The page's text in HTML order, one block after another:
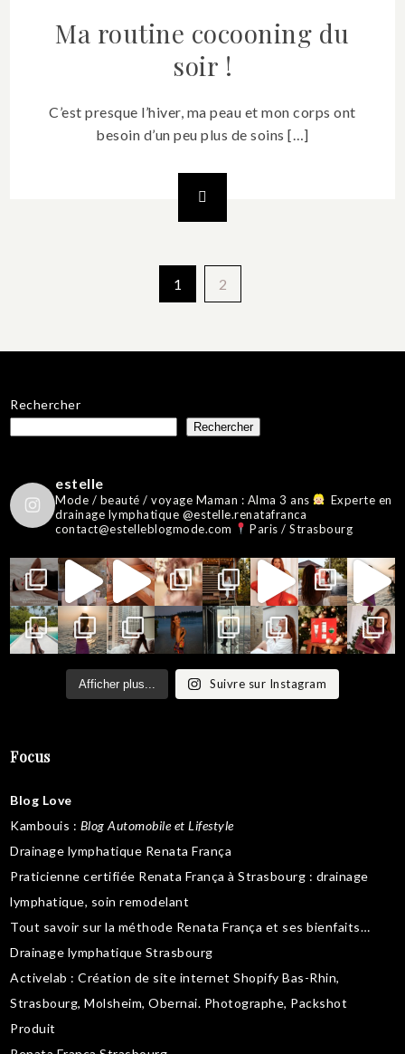
Ma routine cocooning du
soir !
C’est presque l’hiver, ma peau et mon corps ont
besoin d’un peu plus de soins […]
publications
1 2
Rechercher
Rechercher
estelle
Mode / beauté / voyage Maman : Alma 3 ans
Experte en
drainage lymphatique @estelle.renatafranca
contact@estelleblogmode.com
Paris / Strasbourg
Afficher plus... Suivre sur Instagram
Focus
Blog Love
Kambouis : Blog Automobile et Lifestyle
Drainage lymphatique Renata França
Praticienne certifiée Renata França à Strasbourg : drainage
lymphatique, soin remodelant
Tout savoir sur la méthode Renata França et ses bienfaits…
Drainage lymphatique Strasbourg
Activelab : Création de site internet Shopify Bas-Rhin,
Strasbourg, Molsheim, Obernai. Photographe, Packshot
Produit